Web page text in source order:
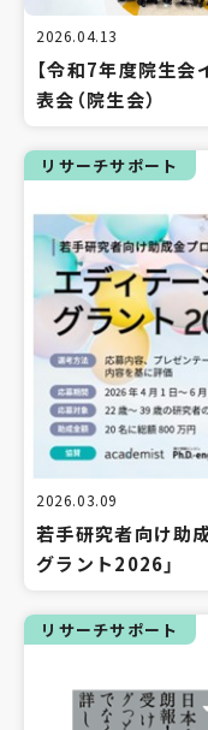
2026.04.13
【令和7年度院生
表会（院生会）
リサーチサポート
2026.03.09
若手研究者向け助
グラント2026」
リサーチサポート